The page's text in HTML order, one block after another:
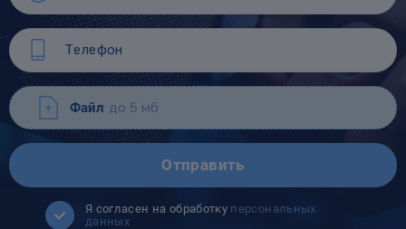
Файл до 5 мб
Отправить
Я согласен на обработку персональных
данных